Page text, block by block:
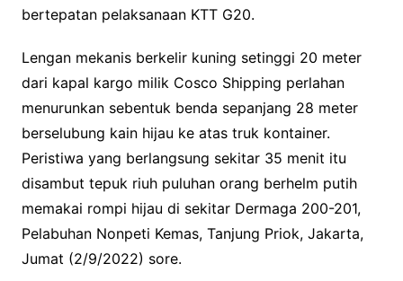
bertepatan pelaksanaan KTT G20.
Lengan mekanis berkelir kuning setinggi 20 meter
dari kapal kargo milik Cosco Shipping perlahan
menurunkan sebentuk benda sepanjang 28 meter
berselubung kain hijau ke atas truk kontainer.
Peristiwa yang berlangsung sekitar 35 menit itu
disambut tepuk riuh puluhan orang berhelm putih
memakai rompi hijau di sekitar Dermaga 200-201,
Pelabuhan Nonpeti Kemas, Tanjung Priok, Jakarta,
Jumat (2/9/2022) sore.